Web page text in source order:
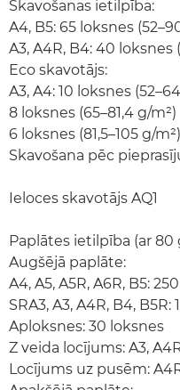
Skavošanas ietilpība:
A4, B5: 65 loksnes
A3, A4R, B4: 40 loksnes
Eco skavotājs:
A3, A4: 10 loksnes
8 loksnes (65–81,4 g/m²)
6 loksnes (81,5–105 g/m²)
Skavošana pēc
Ieloces skavotājs AQ1
Paplātes ietilpība (ar 80
Augšējā paplāte:
A4, A5, A5R, A6R, B5:
SRA3, A3, A4R, B4, B5R:
Aploksnes: 30 loksnes
Z veida locījums: A3,
Locījums uz pusēm: